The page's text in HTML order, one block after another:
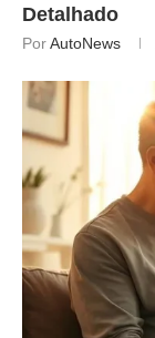
Detalhado
PorAutoNews